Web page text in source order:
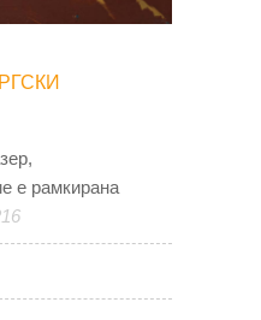
е рамкирана